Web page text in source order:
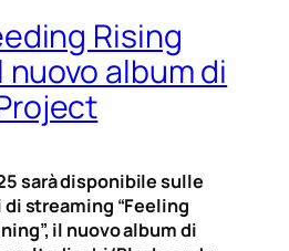
Rising
nuovo album di
sarà disponibile sulle
streaming “Feeling
il nuovo album di